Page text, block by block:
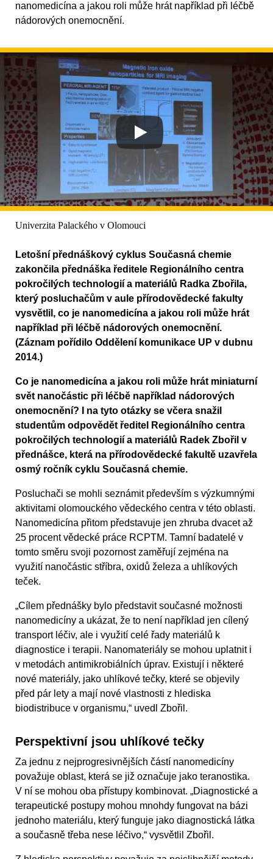
nanomedicína a jakou roli může hrát například při léčbě
nádorových onemocnění.
Univerzita Palackého v Olomouci
Letošní přednáškový cyklus Současná chemie
zakončila přednáška ředitele Regionálního centra
pokročilých technologií a materiálů Radka Zbořila,
který posluchačům v aule přírodovědecké fakulty
vysvětlil, co je nanomedicína a jakou roli může hrát
například při léčbě nádorových onemocnění.
(Záznam pořídilo Oddělení komunikace UP v dubnu
2014.)
Co je nanomedicína a jakou roli může hrát miniaturní
svět nanočástic při léčbě například nádorových
onemocnění? I na tyto otázky se včera snažil
studentům odpovědět ředitel Regionálního centra
pokročilých technologií a materiálů Radek Zbořil v
přednášce, která na přírodovědecké fakultě uzavřela
osmý ročník cyklu Současná chemie.
Posluchači se mohli seznámit především s výzkumnými
aktivitami olomouckého vědeckého centra v této oblasti.
Nanomedicína přitom představuje jen zhruba dvacet až
25 procent vědecké práce RCPTM. Tamní badatelé v
tomto směru svoji pozornost zaměřují zejména na
využití nanočástic stříbra, oxidů železa a uhlíkových
teček.
„Cílem přednášky bylo představit současné možnosti
nanomedicíny a ukázat, že to není například jen cílený
transport léčiv, ale i využití celé řady materiálů k
diagnostice i terapii. Nanomateriály se mohou uplatnit i
v metodách antimikrobiálních úprav. Existují i některé
nové materiály, jako uhlíkové tečky, které se objevily
před pár lety a mají nové vlastnosti z hlediska
biodistribuce v organismu,“ uvedl Zbořil.
Perspektivní jsou uhlíkové tečky
Za jednu z nejprogresivnějších částí nanomedicíny
považuje oblast, která se již označuje jako teranostika.
V ní se mohou oba přístupy kombinovat. „Diagnostické a
terapeutické postupy mohou mnohdy fungovat na bázi
jednoho materiálu, který funguje jako diagnostická látka
a současně třeba nese léčivo,“ vysvětlil Zbořil.